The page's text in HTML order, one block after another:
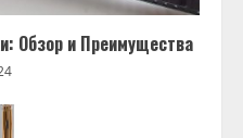
Обзор и Преимущества